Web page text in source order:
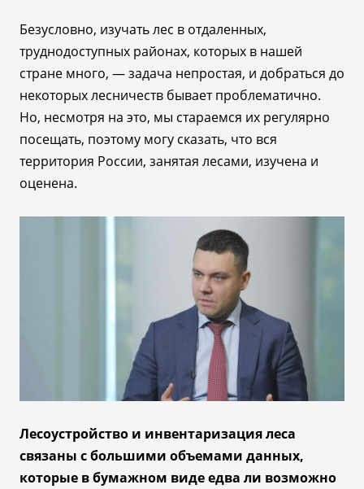
Безусловно, изучать лес в отдаленных,
труднодоступных районах, которых в нашей
стране много, —задача непростая, и добраться до
некоторых лесничеств бывает проблематично.
Но, несмотря на это, мы стараемся их регулярно
посещать, поэтому могу сказать, что вся
территория России, занятая лесами, изучена и
оценена.
Лесоустройство и инвентаризация леса
связаны с большими объемами данных,
которые в бумажном виде едва ли возможно